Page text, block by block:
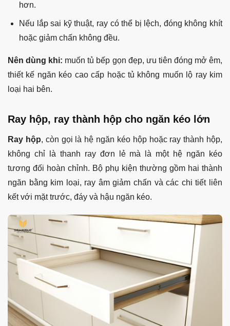
hơn.
Nếu lắp sai kỹ thuật, ray có thể bị lệch, đóng không khít
hoặc giảm chấn không đều.
Nên dùng khi: muốn tủ bếp gọn đẹp, ưu tiên đóng mở êm,
thiết kế ngăn kéo cao cấp hoặc tủ không muốn lộ ray kim
loại hai bên.
Ray hộp, ray thành hộp cho ngăn kéo lớn
Ray hộp, còn gọi là hệ ngăn kéo hộp hoặc ray thành hộp,
không chỉ là thanh ray đơn lẻ mà là một hệ ngăn kéo
tương đối hoàn chỉnh. Bộ phụ kiện thường gồm hai thành
ngăn bằng kim loại, ray âm giảm chấn và các chi tiết liên
kết với mặt trước, đáy và hậu ngăn kéo.